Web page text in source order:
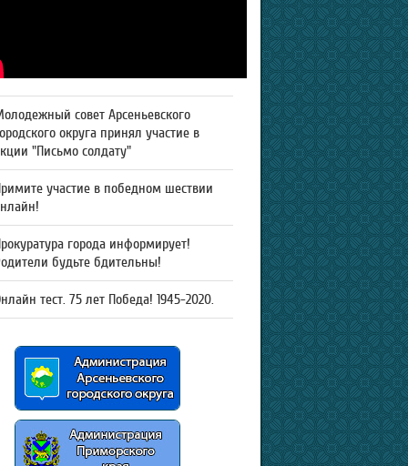
совет Арсеньевского
округа принял участие в
"Письмо солдату"
участие в победном шествии
города информирует!
будьте бдительны!
тест. 75 лет Победа! 1945-2020.